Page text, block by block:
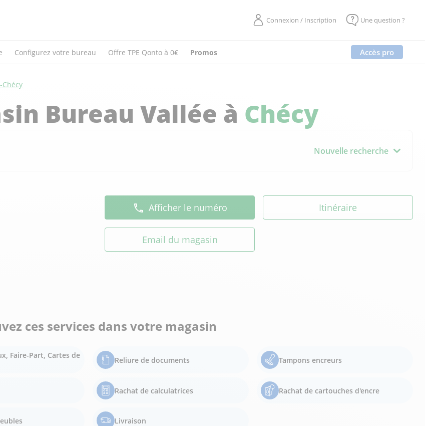
Connexion / Inscription Une question ?
Configurez votre bureau Offre TPE Qonto à 0€ Promos Accès pro
Bureau Vallée à Chécy
Nouvelle recherche
Afficher le numéro Itinéraire
Email du magasin
ces services dans votre magasin
Faire-Part, Cartes de
Reliure de documents Tampons encreurs
Rachat de calculatrices Rachat de cartouches d'encre
Livraison